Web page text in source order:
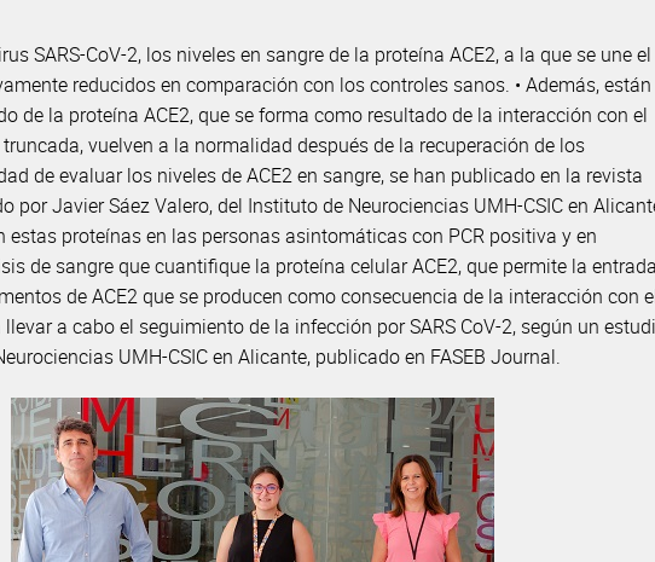
SARS-CoV-2, los niveles en sangre de la proteína ACE2, a la que se une el
reducidos en comparación con los controles sanos. • Además, están
de la proteína ACE2, que se forma como resultado de la interacción con el
vuelven a la normalidad después de la recuperación de los
de evaluar los niveles de ACE2 en sangre, se han publicado en la revista
por Javier Sáez Valero, del Instituto de Neurociencias UMH-CSIC en
estas proteínas en las personas asintomáticas con PCR positiva y en
de sangre que cuantifique la proteína celular ACE2, que permite la entrada
de ACE2 que se producen como consecuencia de la interacción con
a cabo el seguimiento de la infección por SARS CoV-2, según un
UMH-CSIC en Alicante, publicado en FASEB Journal.